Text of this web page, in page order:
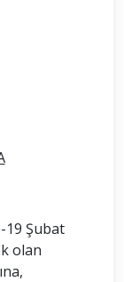
19 Şubat
olan